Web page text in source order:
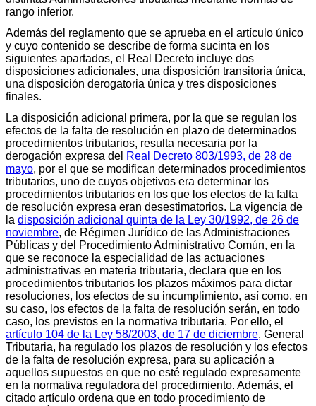
rango inferior.
Además del reglamento que se aprueba en el artículo único
y cuyo contenido se describe de forma sucinta en los
siguientes apartados, el Real Decreto incluye dos
disposiciones adicionales, una disposición transitoria única,
una disposición derogatoria única y tres disposiciones
finales.
La disposición adicional primera, por la que se regulan los
efectos de la falta de resolución en plazo de determinados
procedimientos tributarios, resulta necesaria por la
derogación expresa del Real Decreto 803/1993, de 28 de
mayo, por el que se modifican determinados procedimientos
tributarios, uno de cuyos objetivos era determinar los
procedimientos tributarios en los que los efectos de la falta
de resolución expresa eran desestimatorios. La vigencia de
la disposición adicional quinta de la Ley 30/1992, de 26 de
noviembre, de Régimen Jurídico de las Administraciones
Públicas y del Procedimiento Administrativo Común, en la
que se reconoce la especialidad de las actuaciones
administrativas en materia tributaria, declara que en los
procedimientos tributarios los plazos máximos para dictar
resoluciones, los efectos de su incumplimiento, así como, en
su caso, los efectos de la falta de resolución serán, en todo
caso, los previstos en la normativa tributaria. Por ello, el
artículo 104 de la Ley 58/2003, de 17 de diciembre, General
Tributaria, ha regulado los plazos de resolución y los efectos
de la falta de resolución expresa, para su aplicación a
aquellos supuestos en que no esté regulado expresamente
en la normativa reguladora del procedimiento. Además, el
citado artículo ordena que en todo procedimiento de